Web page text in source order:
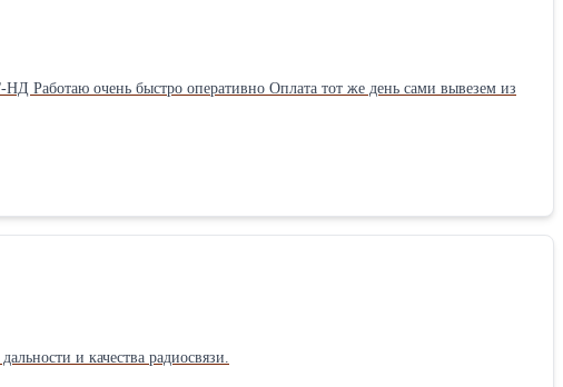
очень быстро оперативно Оплата тот же день сами вывезем из
и качества радиосвязи.